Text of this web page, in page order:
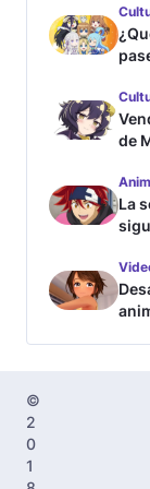
de
La
©
2
0
1